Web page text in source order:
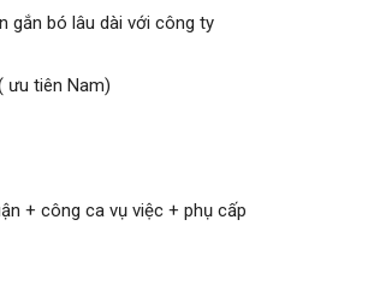
gắn bó lâu dài với công ty
ưu tiên Nam)
+ công ca vụ việc + phụ cấp